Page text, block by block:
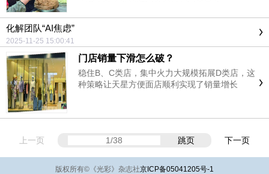
化解团队“AI焦虑”
2025-11-25 15:00:41
门店销量下滑怎么破？
稳住B、C类店，集中火力大规模拓展D类店，这
种策略让天星方便面店顺利实现了销量增长
上一页 跳页 下一页
版权所有© 《光彩》杂志社京ICP备05041205号-1